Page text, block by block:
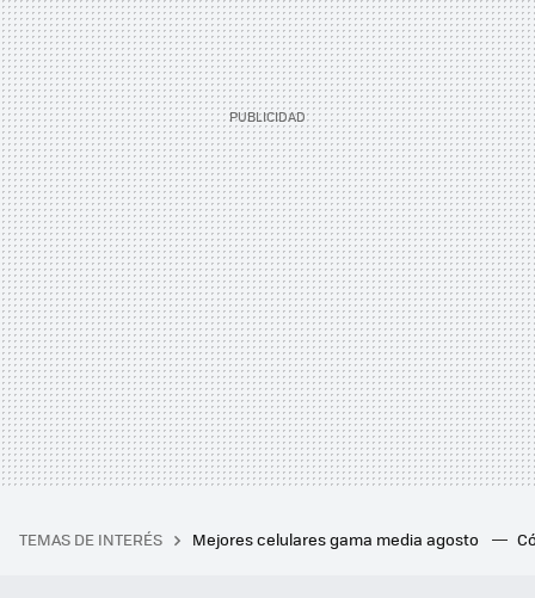
TEMAS DE INTERÉS Mejores celulares gama media agosto